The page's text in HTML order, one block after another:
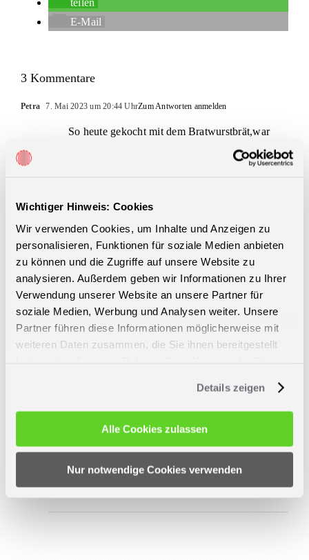
Wichtiger Hinweis: Cookies
Wir verwenden Cookies, um Inhalte und Anzeigen zu
personalisieren, Funktionen für soziale Medien anbieten
zu können und die Zugriffe auf unsere Website zu
analysieren. Außerdem geben wir Informationen zu Ihrer
Verwendung unserer Website an unsere Partner für
soziale Medien, Werbung und Analysen weiter. Unsere
Partner führen diese Informationen möglicherweise mit
weiteren Daten zusammen, die Sie ihnen bereitgestellt
Details zeigen
Alle Cookies zulassen
Nur notwendige Cookies verwenden
teilen
E-Mail
3 Kommentare
Petra 7. Mai 2023 um 20:44 UhrZum Antworten anmelden
So heute gekocht mit dem Bratwurstbrät,war
echt sehr lecker und ganz schnell fertig 🤩
Super wird probiert ,würde gerne etwas Fleisch
noch dazugeben ,wie Bratwurstbrät oder was
ähnliches ,wie kann man das wohl dabei
ergänzen?
MeinHans 28. April 2023 um 13:20 UhrZum Antworten anmelden
Anfang mit in den Topf geben und mit
den Zwiebeln anbraten.
Oder separat in der Pfanne anbraten und
am Schluss mit dem Käse unterrühren.
Klingt auf jeden Fall lecker. 🙂
Liebe Grüße vom MeinHans Team